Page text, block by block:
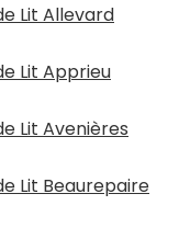
Lit Allevard
Lit Apprieu
Lit Avenières
Lit Beaurepaire